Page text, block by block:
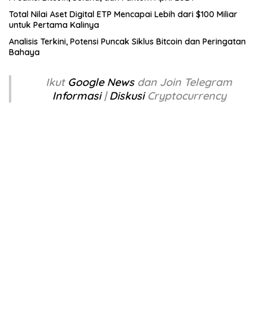
Total Nilai Aset Digital ETP Mencapai Lebih dari $100 Miliar
untuk Pertama Kalinya
Analisis Terkini, Potensi Puncak Siklus Bitcoin dan Peringatan
Bahaya
Ikut Google News dan Join Telegram
Informasi|DiskusiCryptocurrency